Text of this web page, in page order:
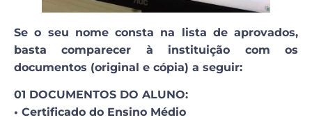
Se o seu nome consta na lista de aprovados,
basta comparecer à instituição com os
documentos (original e cópia) a seguir:
01 DOCUMENTOS DO ALUNO:
• Certificado do Ensino Médio